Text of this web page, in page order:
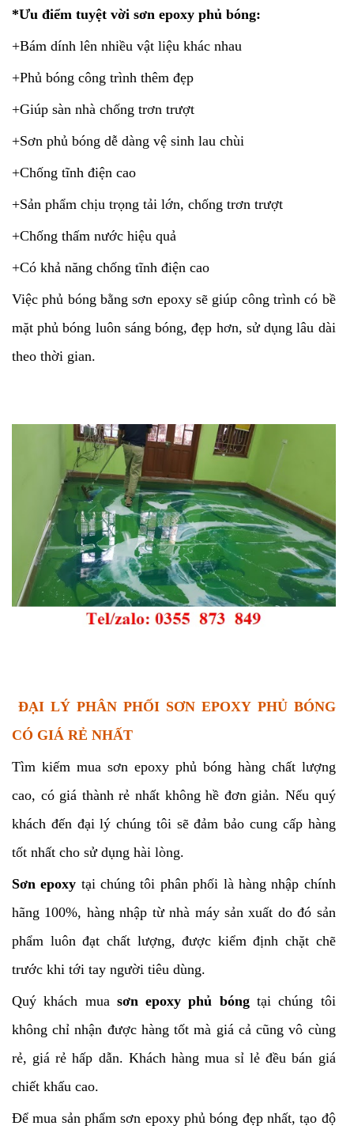
*Ưu điểm tuyệt vời sơn epoxy phủ bóng:
+Bám dính lên nhiều vật liệu khác nhau
+Phủ bóng công trình thêm đẹp
+Giúp sàn nhà chống trơn trượt
+Sơn phủ bóng dễ dàng vệ sinh lau chùi
+Chống tĩnh điện cao
+Sản phẩm chịu trọng tải lớn, chống trơn trượt
+Chống thấm nước hiệu quả
+Có khả năng chống tĩnh điện cao
Việc phủ bóng bằng sơn epoxy sẽ giúp công trình có bề
mặt phủ bóng luôn sáng bóng, đẹp hơn, sử dụng lâu dài
theo thời gian.
ĐẠI LÝ PHÂN PHỐI SƠN EPOXY PHỦ BÓNG
CÓ GIÁ RẺ NHẤT
Tìm kiếm mua sơn epoxy phủ bóng hàng chất lượng
cao, có giá thành rẻ nhất không hề đơn giản. Nếu quý
khách đến đại lý chúng tôi sẽ đảm bảo cung cấp hàng
tốt nhất cho sử dụng hài lòng.
Sơn epoxy tại chúng tôi phân phối là hàng nhập chính
hãng 100%, hàng nhập từ nhà máy sản xuất do đó sản
phẩm luôn đạt chất lượng, được kiểm định chặt chẽ
trước khi tới tay người tiêu dùng.
Quý khách mua sơn epoxy phủ bóngtại chúng tôi
không chỉ nhận được hàng tốt mà giá cả cũng vô cùng
rẻ, giá rẻ hấp dẫn. Khách hàng mua sỉ lẻ đều bán giá
chiết khấu cao.
Để mua sản phẩm sơn epoxy phủ bóng đẹp nhất, tạo độ